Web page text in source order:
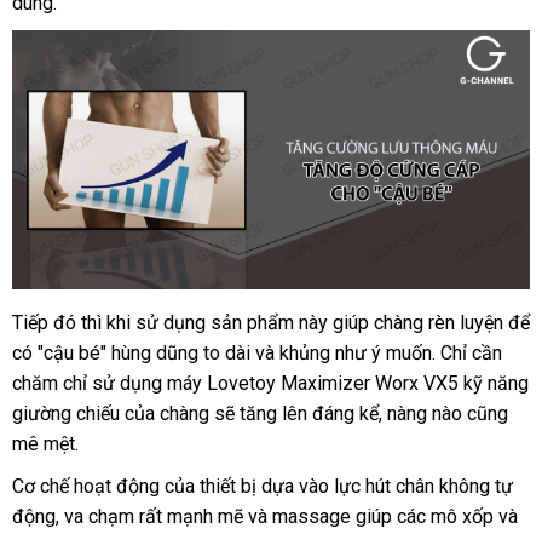
Tiếp đó đánh
giá
thì khi sử dụng sản phẩm này giúp chàng rèn luyện để
có "cậu bé" hùng dũng to dài hướng
dẫn
và khủng như ý muốnqua
app
. Chỉ cần
chăm chỉ sử dụng máy Lovetoy Maximizer Worx VX5 kỹ năng
giường chiếu bảng
của chàng lớn
sẽ tăng lên đáng kểmiễn
, nàng nào đấu
cũng
mê mệt.
Cơ chế hoạt động gần
nhất
của thiết bị dựa vào lực hút chân không tự
độngshowroom
, va chạm địa
rất mạnh mẽ đắt
và massage giúp Lazada
các mô xốp lừa
và